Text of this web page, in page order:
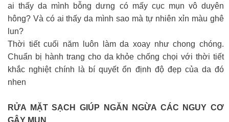
ai thấy da mình bỗng dưng có mấy cục mụn vô duyên
hông? Và có ai thấy da mình sao mà tự nhiên xỉn màu ghê
lun?
Thời tiết cuối năm luôn làm da xoay như chong chóng.
Chuẩn bị hành trang cho da khỏe chống chọi với thời tiết
khắc nghiệt chính là bí quyết ổn định độ đẹp của da đó
nhen
RỬA MẶT SẠCH GIÚP NGĂN NGỪA CÁC NGUY CƠ
GÂY MỤN